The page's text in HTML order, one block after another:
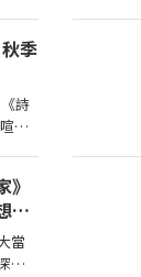
季
法
我
！
當
深